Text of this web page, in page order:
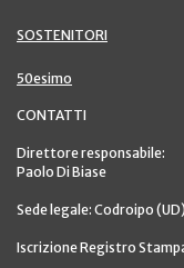
SOSTENITORI
50esimo
CONTATTI
Direttore responsabile:
Paolo Di Biase
Sede legale: Codroipo (UD)
Iscrizione Registro